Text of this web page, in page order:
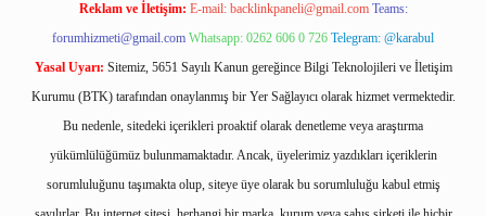
Reklam ve İletişim: E-mail: backlinkpaneli@gmail.com Teams:
forumhizmeti@gmail.com Whatsapp: 0262 606 0 726 Telegram: @karabul
Yasal Uyarı: Sitemiz, 5651 Sayılı Kanun gereğince Bilgi Teknolojileri ve İletişim
Kurumu (BTK) tarafından onaylanmış bir Yer Sağlayıcı olarak hizmet vermektedir.
Bu nedenle, sitedeki içerikleri proaktif olarak denetleme veya araştırma
yükümlülüğümüz bulunmamaktadır. Ancak, üyelerimiz yazdıkları içeriklerin
sorumluluğunu taşımakta olup, siteye üye olarak bu sorumluluğu kabul etmiş